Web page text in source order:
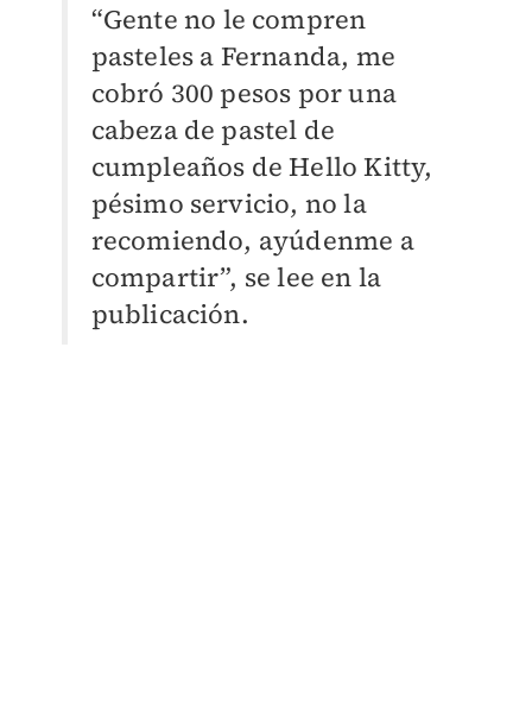
“Gente no le compren
pasteles a Fernanda, me
cobró 300 pesos por una
cabeza de pastel de
cumpleaños de Hello Kitty,
pésimo servicio, no la
recomiendo, ayúdenme a
compartir”, se lee en la
publicación.